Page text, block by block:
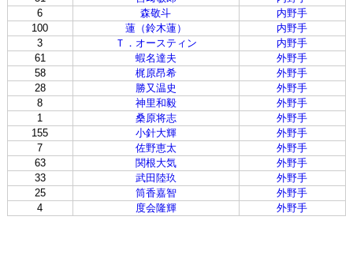
6
森敬斗
内野手
100
蓮（鈴木蓮）
内野手
3
Ｔ．オースティン
内野手
61
蝦名達夫
外野手
58
梶原昂希
外野手
28
勝又温史
外野手
8
神里和毅
外野手
1
桑原将志
外野手
155
小針大輝
外野手
7
佐野恵太
外野手
63
関根大気
外野手
33
武田陸玖
外野手
25
筒香嘉智
外野手
4
度会隆輝 外野手